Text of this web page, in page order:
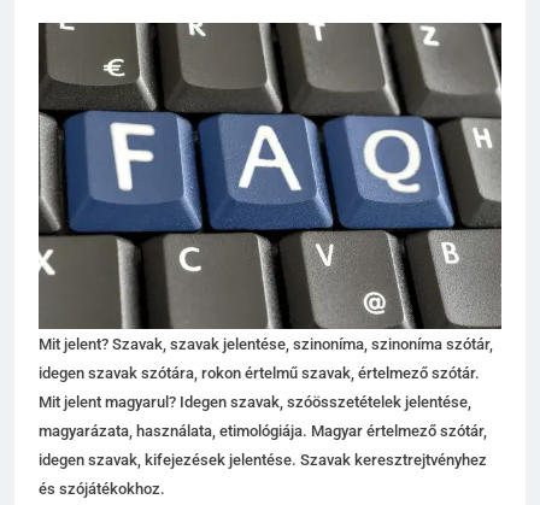
Mit jelent? Szavak, szavak jelentése, szinoníma, szinoníma szótár,
idegen szavak szótára, rokon értelmű szavak, értelmező szótár.
Mit jelent magyarul? Idegen szavak, szóösszetételek jelentése,
magyarázata, használata, etimológiája. Magyar értelmező szótár,
idegen szavak, kifejezések jelentése. Szavak keresztrejtvényhez
és szójátékokhoz.